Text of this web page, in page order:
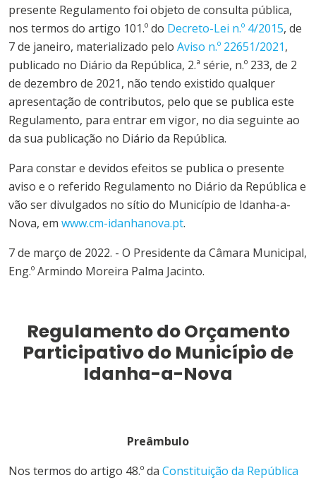
presente Regulamento foi objeto de consulta pública,
nos termos do artigo 101.º do Decreto-Lei n.º 4/2015, de
7 de janeiro, materializado pelo Aviso n.º 22651/2021,
publicado no Diário da República, 2.ª série, n.º 233, de 2
de dezembro de 2021, não tendo existido qualquer
apresentação de contributos, pelo que se publica este
Regulamento, para entrar em vigor, no dia seguinte ao
da sua publicação no Diário da República.
Para constar e devidos efeitos se publica o presente
aviso e o referido Regulamento no Diário da República e
vão ser divulgados no sítio do Município de Idanha-a-
Nova, em www.cm-idanhanova.pt.
7 de março de 2022. - O Presidente da Câmara Municipal,
Eng.º Armindo Moreira Palma Jacinto.
Regulamento doOrçamento
Participativodo Municípiode
Idanha-a-Nova
Preâmbulo
Nos termos do artigo 48.º da Constituição da República